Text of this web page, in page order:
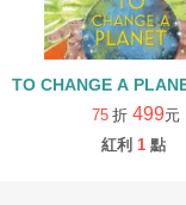
TO CHANGE A
75 折 499元
紅利 1 點